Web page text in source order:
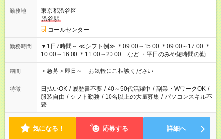
勤務地
東京都渋谷区
渋谷駅
コールセンター
勤務時間
▼1日7時間～ ≪シフト例≫ ＊09:00～15:00 ＊09:00～17:00 ＊
10:00～16:00 ＊11:00～20:00 など ・平日のみや短時間の勤務
もOK！ ・働き方はお気軽にご相談下さい
期間 ＜急募＞即日～ お気軽にご相談ください
特徴 日払いOK / 履歴書不要 / 40～50代活躍中 / 副業・WワークOK /
服装自由 / シフト勤務 / 10名以上の大量募集 / パソコンスキル不
要
気になる！ 応募する 詳細へ